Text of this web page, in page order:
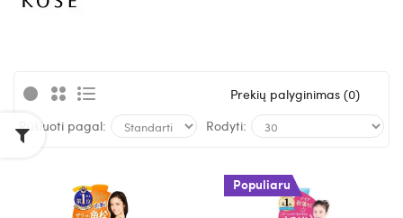
Prekių palyginimas (0)
Rūšiuoti pagal:
Rodyti:
Populiaru